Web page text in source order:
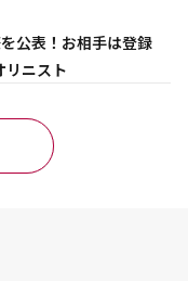
公表！お相手は登録
ニスト